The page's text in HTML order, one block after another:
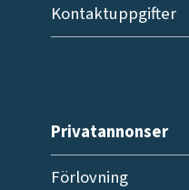
Kontaktuppgifter
Privatannonser
Förlovning